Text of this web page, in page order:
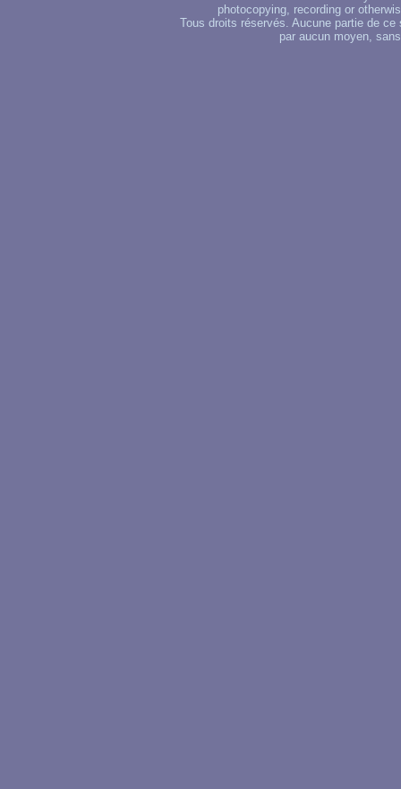
photocopying, recording or
Tous droits réservés. Aucune partie de
par aucun moyen,